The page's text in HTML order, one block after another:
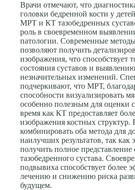
Врачи отмечают, что
головки бедренной кости у
МРТ и КТ тазобедренных
роль в своевременном
патологии. Современные
позволяют получить
изображения, что способствует
состояния суставов и
незначительных изменений.
подчеркивают, что МРТ,
способности визуализировать
особенно полезным для оценки
время как КТ предоставляет
изображения костных
комбинировать оба метода для
наилучших результатов, так как
получить полное представление
тазобедренного сустава.
подвывиха способствует более
лечению и снижению риска
будущем.